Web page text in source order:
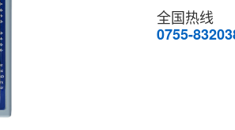
全国热线
0755-